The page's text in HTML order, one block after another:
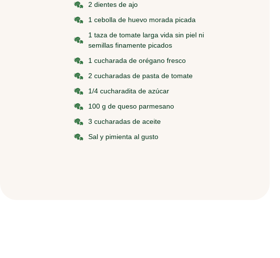
2 dientes de ajo
1 cebolla de huevo morada picada
1 taza de tomate larga vida sin piel ni
semillas finamente picados
1 cucharada de orégano fresco
2 cucharadas de pasta de tomate
1/4 cucharadita de azúcar
100 g de queso parmesano
3 cucharadas de aceite
Sal y pimienta al gusto